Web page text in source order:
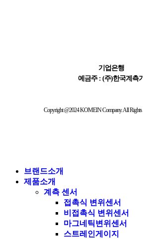
기업은행
예금주 : (주)한국계측기
Copyright @2024 KOMEIN Company. All Rights
브랜드소개
제품소개
계측 센서
접촉식 변위센서
비접촉식 변위센서
마그네틱변위센서
스트레인게이지